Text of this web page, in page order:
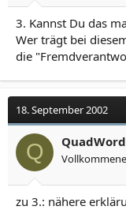
3. Kannst Du das
Wer trägt bei
die
18. September 2002
Q QuadWord
zu 3.: nähere